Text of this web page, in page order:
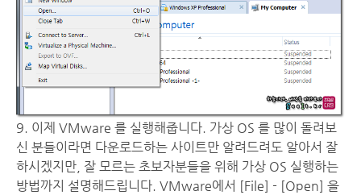
9. 이제 VMware 를 실행해줍니다. 가상 OS 를 많이 돌려보
신 분들이라면 다운로드하는 사이트만 알려드려도 알아서 잘
하시겠지만, 잘 모르는 초보자분들을 위해 가상 OS 실행하는
방법까지 설명해드립니다. VMware에서 [File] - [Open] 을